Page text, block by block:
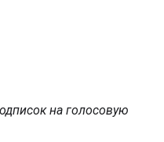
на голосовую